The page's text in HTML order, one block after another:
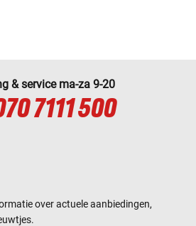
& service ma-za 9-20
7111 500
over actuele aanbiedingen,